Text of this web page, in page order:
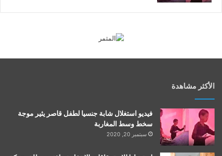
الأكثر مشاهدة
فيديو استغلال شابة جنسيا لطفل قاصر يثير موجة
سخط وسط المغاربة
سبتمبر 20, 2020